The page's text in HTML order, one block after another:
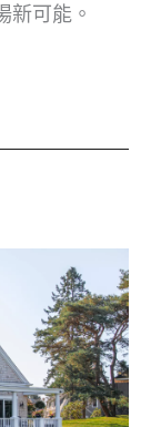
新可能。